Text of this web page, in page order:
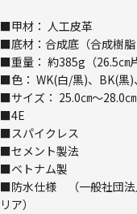
■甲材： 人工皮革
■底材：合成底（合成樹脂
■重量： 約385g（26.5㎝片
■色： WK(白/黒)、BK(黒)
■サイズ： 25.0㎝～28.0㎝
■4E
■スパイクレス
■セメント製法
■ベトナム製
■防水仕様 （一般社団法
リア）